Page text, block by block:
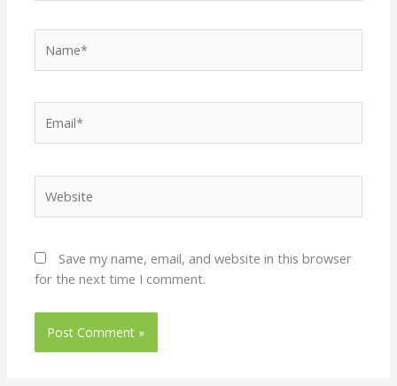
Save my name, email, and website in this browser
for the next time I comment.